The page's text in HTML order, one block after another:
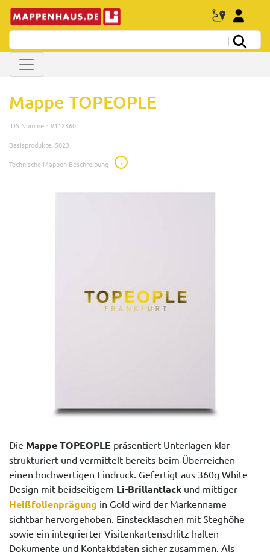
Mappe TOPEOPLE
IDS Nummer: #112360
Basisprodukte: 5023
Technische Mappen Beschreibung
i
Die Mappe TOPEOPLE präsentiert Unterlagen klar
strukturiert und vermittelt bereits beim Überreichen
einen hochwertigen Eindruck. Gefertigt aus 360g White
Design mit beidseitigem Li-Brillantlack und mittiger
Heißfolienprägung in Gold wird der Markenname
sichtbar hervorgehoben. Einstecklaschen mit Steghöhe
sowie ein integrierter Visitenkartenschlitz halten
Dokumente und Kontaktdaten sicher zusammen. Als